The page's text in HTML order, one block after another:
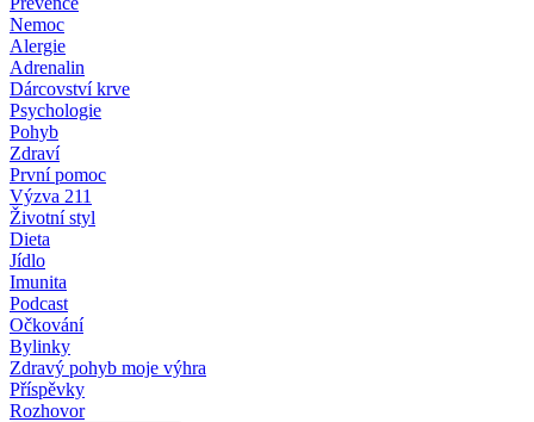
Nemoc
Alergie
Adrenalin
Dárcovství krve
Psychologie
Pohyb
Zdraví
První pomoc
Výzva 211
Životní styl
Dieta
Jídlo
Imunita
Podcast
Očkování
Bylinky
Zdravý pohyb moje výhra
Příspěvky
Rozhovor